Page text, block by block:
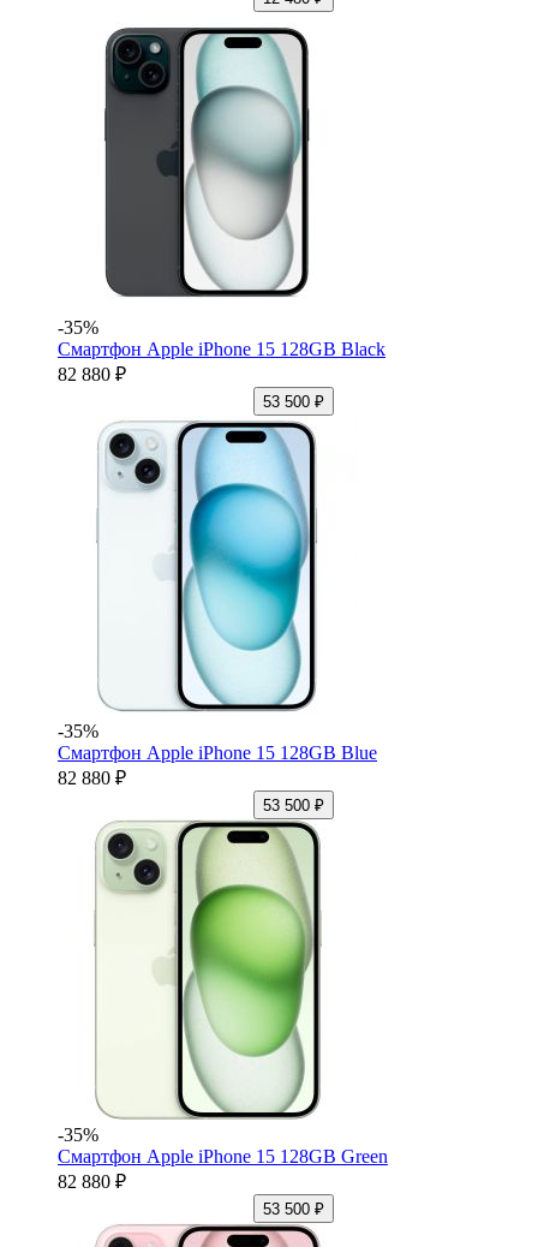
-35%
Смартфон Apple iPhone 15 128GB Black
82 880 ₽
53 500 ₽
-35%
Смартфон Apple iPhone 15 128GB Blue
82 880 ₽
53 500 ₽
-35%
Смартфон Apple iPhone 15 128GB Green
82 880 ₽
53 500 ₽